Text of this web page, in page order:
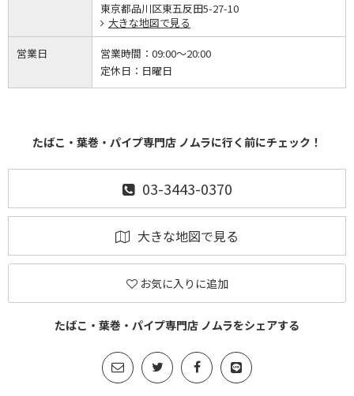
東京都品川区東五反田5-27-10
大きな地図で見る
営業日 営業時間： 09:00～20:00
定休日： 日曜日
たばこ・葉巻・パイプ専門店 ノムラに行く前にチェック！
03-3443-0370
大きな地図で見る
お気に入りに追加
たばこ・葉巻・パイプ専門店 ノムラをシェアする